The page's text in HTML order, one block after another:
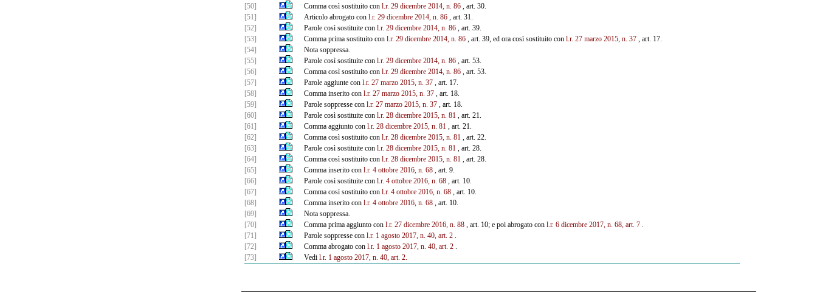
[50]
Comma così sostituito con l.r. 29 dicembre 2014, n. 86, art. 30.
[51]
Articolo abrogato con l.r. 29 dicembre 2014, n. 86, art. 31.
[52]
Parole così sostituite con l.r. 29 dicembre 2014, n. 86, art. 39.
[53]
Comma prima sostituito con l.r. 29 dicembre 2014, n. 86, art. 39, ed ora così sostituito con l.r. 27 marzo 2015, n. 37, art. 17.
[54]
Nota soppressa.
[55]
Parole così sostituite con l.r. 29 dicembre 2014, n. 86, art. 53.
[56]
Comma così sostituito con l.r. 29 dicembre 2014, n. 86, art. 53.
[57]
Parole aggiunte con l.r. 27 marzo 2015, n. 37, art. 17.
[58]
Comma inserito con l.r. 27 marzo 2015, n. 37, art. 18.
[59]
Parole soppresse con l.r. 27 marzo 2015, n. 37, art. 18.
[60]
Parole così sostituite con l.r. 28 dicembre 2015, n. 81, art. 21.
[61]
Comma aggiunto con l.r. 28 dicembre 2015, n. 81, art. 21.
[62]
Comma così sostituito con l.r. 28 dicembre 2015, n. 81, art. 22.
[63]
Parole così sostituite con l.r. 28 dicembre 2015, n. 81, art. 28.
[64]
Comma così sostituito con l.r. 28 dicembre 2015, n. 81, art. 28.
[65]
Comma inserito con l.r. 4 ottobre 2016, n. 68, art. 9.
[66]
Parole così sostituite con l.r. 4 ottobre 2016, n. 68, art. 10.
[67]
Comma così sostituito con l.r. 4 ottobre 2016, n. 68, art. 10.
[68]
Comma inserito con l.r. 4 ottobre 2016, n. 68, art. 10.
[69]
Nota soppressa.
[70]
Comma prima aggiunto con l.r. 27 dicembre 2016, n. 88, art. 10; e poi abrogato con l.r. 6 dicembre 2017, n. 68, art. 7.
[71]
Parole soppresse con l.r. 1 agosto 2017, n. 40, art. 2.
[72]
Comma abrogato con l.r. 1 agosto 2017, n. 40, art. 2.
[73]
Vedi l.r. 1 agosto 2017, n. 40, art. 2.